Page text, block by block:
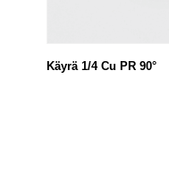
Käyrä 1/4 Cu PR 90°